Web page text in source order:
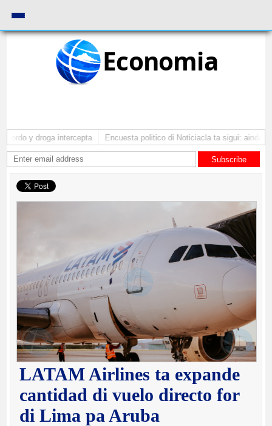
Economia
y droga intercepta Encuesta politico di Noticiacla ta sigui: ainda tin
Subscribe
LATAM Airlines ta expande
cantidad di vuelo directo for
di Lima pa Aruba